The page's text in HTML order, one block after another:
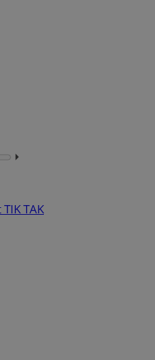
⏵︎
TAK